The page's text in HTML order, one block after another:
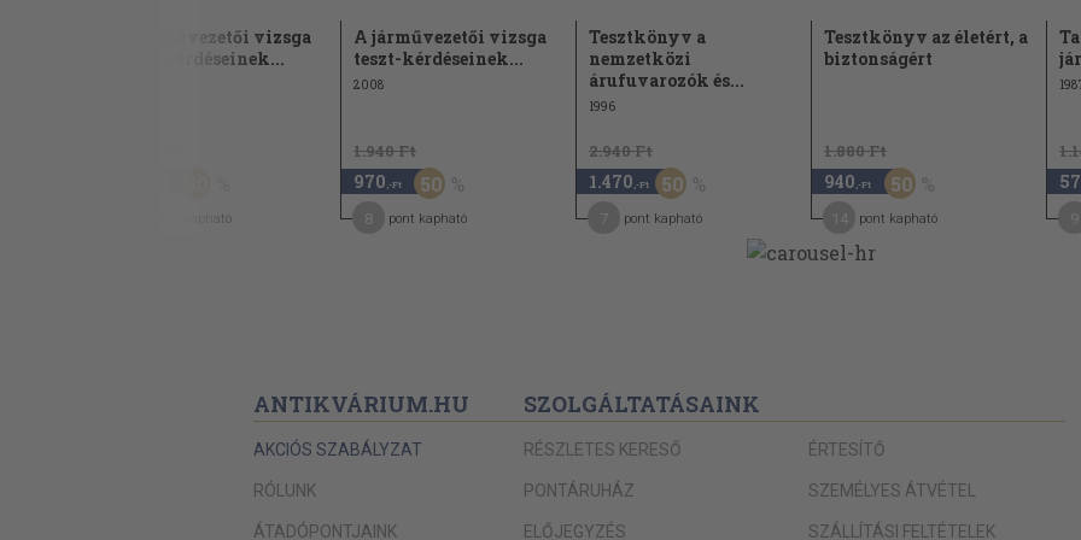
Haladás az úton
Előzés
65
Vasúti átjáró
Gyalogosok
Kerékpárosok
Útkereszteződés
A járművezetői vizsga
teszt kérdéseinek...
pont kapható
A járművezetői vizsga
teszt-kérdéseinek...
2008
1.940 Ft
970 ,-Ft 50
pont kapható
Tesztkönyv a
nemzetközi
árufuvarozók és...
1996
2.940 Ft
1.470 ,-Ft 50
pont kapható
Tesztkönyv az életért, a
biztonságért
1.880 Ft
940 ,-Ft 50
pont kapható
ANTIKVÁRIUM.HU
AKCIÓS SZABÁLYZAT
RÓLUNK
ÁTADÓPONTJAINK
SZOLGÁLTATÁSAINK
RÉSZLETES KERESŐ
PONTÁRUHÁZ
ELŐJEGYZÉS
ÉRTESÍTŐ
SZEMÉLYES ÁTVÉTEL
SZÁLLÍTÁSI FELTÉTELEK